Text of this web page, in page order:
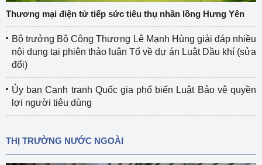
Thương mại điện tử tiếp sức tiêu thụ nhãn lồng Hưng Yên
Bộ trưởng Bộ Công Thương Lê Mạnh Hùng giải đáp nhiều
nội dung tại phiên thảo luận Tổ về dự án Luật Dầu khí (sửa
đổi)
Ủy ban Cạnh tranh Quốc gia phổ biến Luật Bảo vệ quyền
lợi người tiêu dùng
THỊ TRƯỜNG NƯỚC NGOÀI